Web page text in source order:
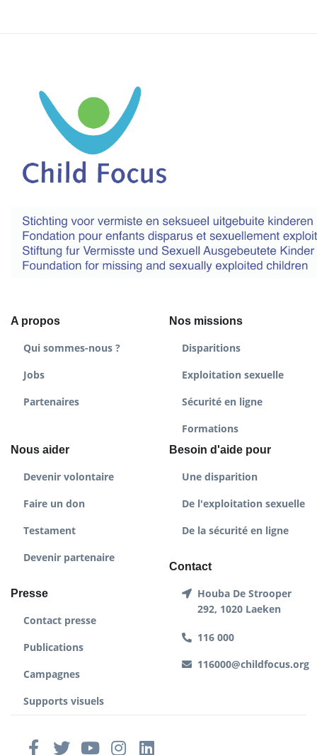
A propos
Qui sommes-nous ?
Jobs
Partenaires
Nos missions
Disparitions
Exploitation sexuelle
Sécurité en ligne
Formations
Nous aider
Devenir volontaire
Faire un don
Testament
Devenir partenaire
Presse
Contact presse
Publications
Campagnes
Supports visuels
Besoin d'aide pour
Une disparition
De l'exploitation sexuelle
De la sécurité en ligne
Contact
Houba De Strooper
292, 1020 Laeken
116 000
116000@childfocus.org